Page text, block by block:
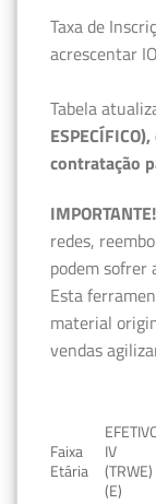
Taxa de
acrescentar
Tabela
contratação
IMPORTANTE!
redes,
podem sofrer
Esta
material
vendas
Faixa
Etária
IV
(TRWE)
(E)